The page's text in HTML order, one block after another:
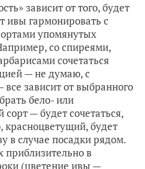
зависит от того, будет
ивы гармонировать с
упомянутых
со спиреями,
сочетаться
— не думаю, с
зависит от выбранного
бело- или
— будет сочетаться,
красноцветущий, будет
в случае посадки рядом.
приблизительно в
(цветение ивы —